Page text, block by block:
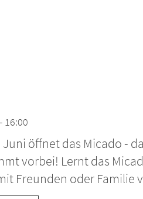
16:00
öffnet das Micado -
vorbei! Lernt das
Freunden oder Familie